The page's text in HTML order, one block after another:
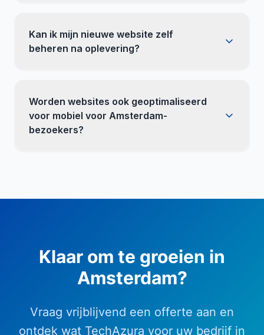
Kan ik mijn nieuwe website zelf
beheren na oplevering?
Worden websites ook geoptimaliseerd
voor mobiel voor Amsterdam-
bezoekers?
Klaar om te groeien in
Amsterdam?
Vraag vrijblijvend een offerte aan en
ontdek wat TechAzura voor uw bedrijf in